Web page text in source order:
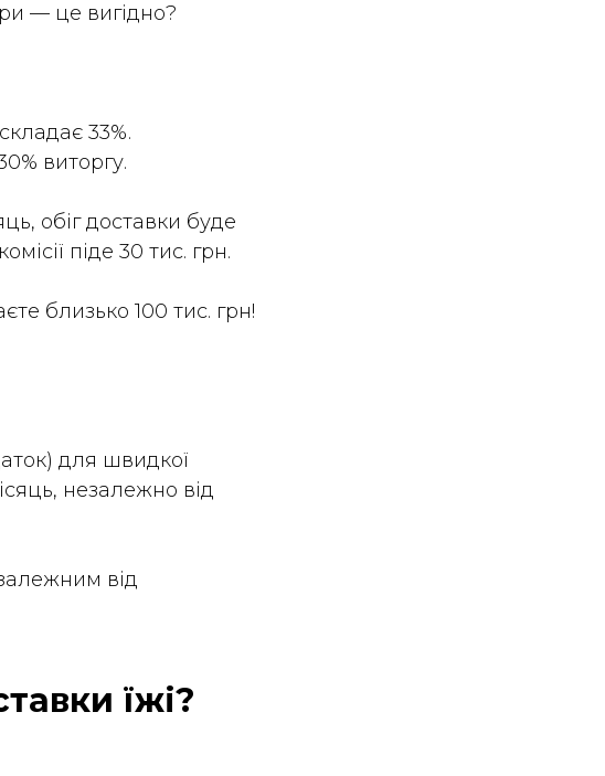
— це вигідно?
33%.
виторгу.
обіг доставки буде
піде 30 тис. грн.
близько 100 тис. грн!
для швидкої
незалежно від
від
їжі?